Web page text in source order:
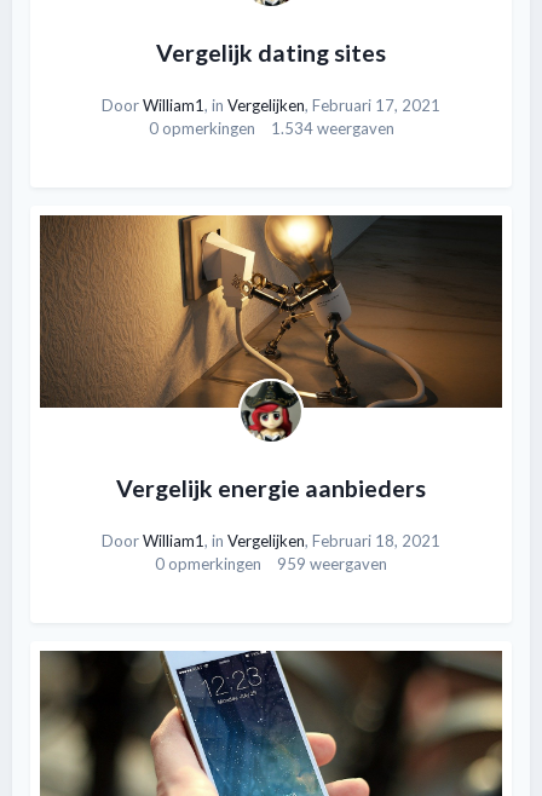
Vergelijk dating sites
DoorWilliam1, in Vergelijken, Februari 17, 2021
0 opmerkingen
1.534 weergaven
Vergelijk energie aanbieders
DoorWilliam1, in Vergelijken, Februari 18, 2021
0 opmerkingen
959 weergaven